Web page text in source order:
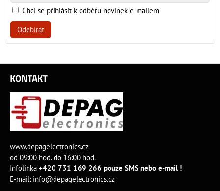
Chci se přihlásit k odběru novinek e-mailem
Odebírat
KONTAKT
www.depagelectronics.cz
od 09:00 hod. do 16:00 hod.
Infolinka +420 731 169 266 pouze SMS nebo e-mail !
E-mail: info@depagelectronics.cz